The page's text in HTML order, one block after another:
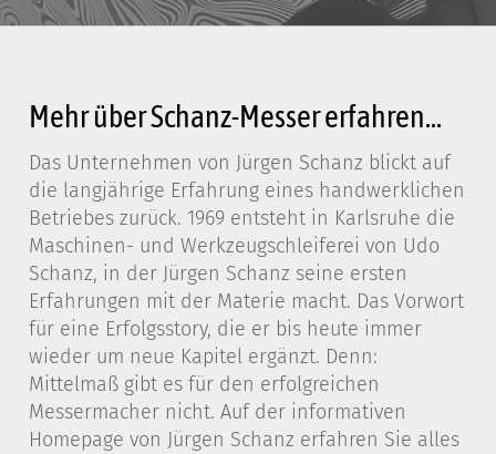
Mehr über Schanz-Messer erfahren...
Das Unternehmen von Jürgen Schanz blickt auf
die langjährige Erfahrung eines handwerklichen
Betriebes zurück. 1969 entsteht in Karlsruhe die
Maschinen- und Werkzeugschleiferei von Udo
Schanz, in der Jürgen Schanz seine ersten
Erfahrungen mit der Materie macht. Das Vorwort
für eine Erfolgsstory, die er bis heute immer
wieder um neue Kapitel ergänzt. Denn:
Mittelmaß gibt es für den erfolgreichen
Messermacher nicht. Auf der informativen
Homepage von Jürgen Schanz erfahren Sie alles